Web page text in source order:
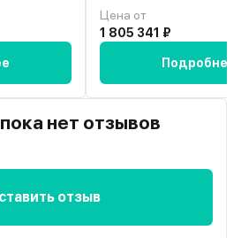
Цена от
1 805 341 ₽
Подробнее
нет отзывов
отзыв